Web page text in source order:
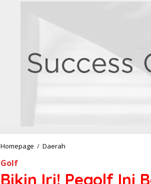
Homepage / Daerah
i
n
Golf
Bikin Iri! Pegolf Ini